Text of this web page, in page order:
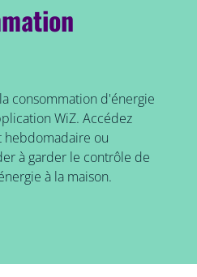
consommation d'énergie
WiZ. Accédez
ou
à garder le contrôle de
à la maison.